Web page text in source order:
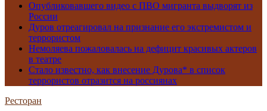
Опубликовавшего видео с ПВО мигранта выдворят из
России
Дуров отреагировал на признание его экстремистом и
террористом
Немоляева пожаловалась на дефицит красивых актеров
в театре
Стало известно, как внесение Дурова* в список
террористов отразится на россиянах
Ресторан